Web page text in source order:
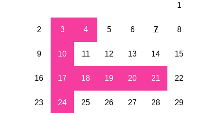
1
2 3 4 5 6 7 8
9 10 11 12 13 14 15
16 17 18 19 20 21 22
23 24 25 26 27 28 29